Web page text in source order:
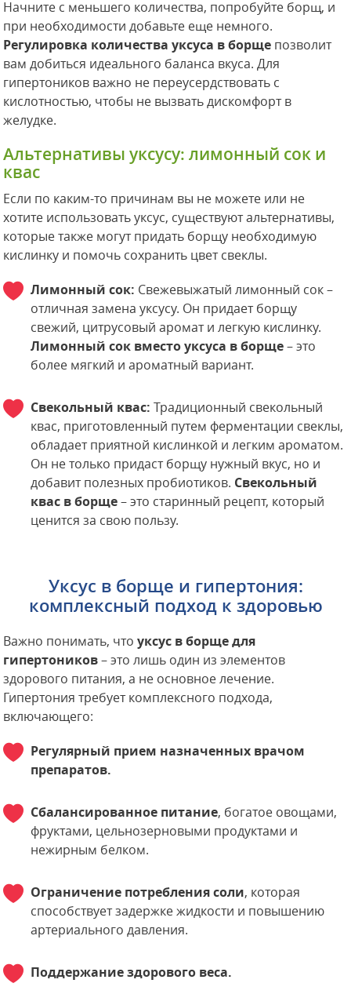
Начните с меньшего количества, попробуйте борщ, и
при необходимости добавьте еще немного.
Регулировка количества уксуса в борще позволит
вам добиться идеального баланса вкуса. Для
гипертоников важно не переусердствовать с
кислотностью, чтобы не вызвать дискомфорт в
желудке.
Альтернативы уксусу: лимонный сок и
квас
Если по каким-то причинам вы не можете или не
хотите использовать уксус, существуют альтернативы,
которые также могут придать борщу необходимую
кислинку и помочь сохранить цвет свеклы.
Лимонный сок: Свежевыжатый лимонный сок –
отличная замена уксусу. Он придает борщу
свежий, цитрусовый аромат и легкую кислинку.
Лимонный сок вместо уксуса в борще– это
более мягкий и ароматный вариант.
Свекольный квас: Традиционный свекольный
квас, приготовленный путем ферментации свеклы,
обладает приятной кислинкой и легким ароматом.
Он не только придаст борщу нужный вкус, но и
добавит полезных пробиотиков. Свекольный
квас в борще– это старинный рецепт, который
ценится за свою пользу.
Уксус в борще и гипертония:
комплексный подход к здоровью
Важно понимать, чтоуксус в борще для
гипертоников– это лишь один из элементов
здорового питания, а не основное лечение.
Гипертония требует комплексного подхода,
включающего:
Регулярный прием назначенных врачом
препаратов.
Сбалансированное питание, богатое овощами,
фруктами, цельнозерновыми продуктами и
нежирным белком.
Ограничение потребления соли, которая
способствует задержке жидкости и повышению
артериального давления.
Поддержание здорового веса.